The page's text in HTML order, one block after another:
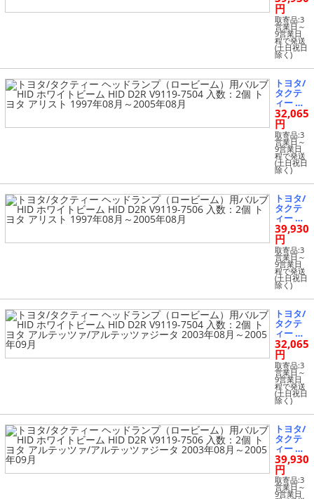
トヨタ
アリオ
ン 2001
年12月
～2004
年12月
ンプ
（ハイ
ビー
ム）用
バルブ
HID ホ
ワイト
ビーム
HID D2
R V9119
-7506 入
数：2個
トヨタ
アリオ
ン 2001
年12月
～2004
年12月
円
取寄品:3
営業日～
9営業日
程で発送
(土日祝日
除く)
トヨタ/
タクテ
ィー ヘ
ッドラ
ンプ
（ロー
ビー
ム）用
バルブ
HID ホ
ワイト
ビーム
HID D2
R V9119
-7504 入
数：2個
トヨタ
アリス
ト 1997
年08月
～2005
年08月
32,065
円
取寄品:3
営業日～
9営業日
程で発送
(土日祝日
除く)
トヨタ/
タクテ
ィー ヘ
ッドラ
ンプ
（ロー
ビー
ム）用
バルブ
HID ホ
ワイト
ビーム
HID D2
R V9119
-7506 入
数：2個
トヨタ
アリス
ト 1997
年08月
～2005
年08月
39,930
円
取寄品:3
営業日～
9営業日
程で発送
(土日祝日
除く)
トヨタ/
タクテ
ィー ヘ
ッドラ
ンプ
（ロー
ビー
ム）用
バルブ
HID ホ
ワイト
ビーム
HID D2
R V9119
-7504 入
数：2個
トヨタ
アルテ
ッツァ/
32,065
円
取寄品:3
営業日～
9営業日
程で発送
(土日祝日
除く)
トヨタ/
タクテ
ィー ヘ
ッドラ
ンプ
（ロー
ビー
39,930
円
取寄品:3
営業日～
9営業日